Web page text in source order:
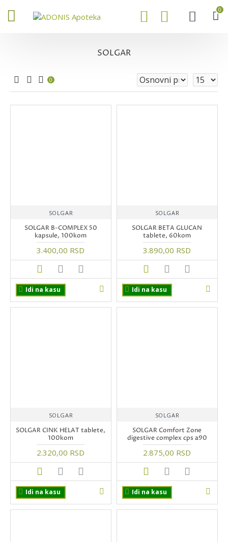
0
SOLGAR
0
SOLGAR
SOLGAR B-COMPLEX 50
kapsule, 100kom
3.400,00 RSD
Idi na kasu
SOLGAR
SOLGAR BETA GLUCAN
tablete, 60kom
3.890,00 RSD
Idi na kasu
SOLGAR
SOLGAR CINK HELAT tablete,
100kom
2.320,00 RSD
Idi na kasu
SOLGAR
SOLGAR Comfort Zone
digestive complex cps a90
2.875,00 RSD
Idi na kasu